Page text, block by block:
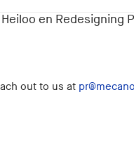
en Redesigning
out to us at